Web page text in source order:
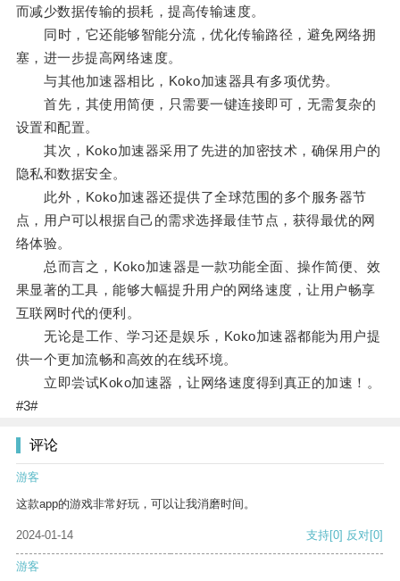
而减少数据传输的损耗，提高传输速度。
同时，它还能够智能分流，优化传输路径，避免网络拥
塞，进一步提高网络速度。
与其他加速器相比，Koko加速器具有多项优势。
首先，其使用简便，只需要一键连接即可，无需复杂的
设置和配置。
其次，Koko加速器采用了先进的加密技术，确保用户的
隐私和数据安全。
此外，Koko加速器还提供了全球范围的多个服务器节
点，用户可以根据自己的需求选择最佳节点，获得最优的网
络体验。
总而言之，Koko加速器是一款功能全面、操作简便、效
果显著的工具，能够大幅提升用户的网络速度，让用户畅享
互联网时代的便利。
无论是工作、学习还是娱乐，Koko加速器都能为用户提
供一个更加流畅和高效的在线环境。
立即尝试Koko加速器，让网络速度得到真正的加速！。
#3#
评论
游客
这款app的游戏非常好玩，可以让我消磨时间。
2024-01-14 支持[0] 反对[0]
游客